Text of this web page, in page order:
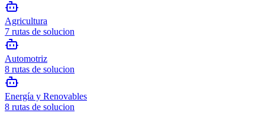
Agricultura
7 rutas de solucion
Automotriz
8 rutas de solucion
Energía y Renovables
8 rutas de solucion